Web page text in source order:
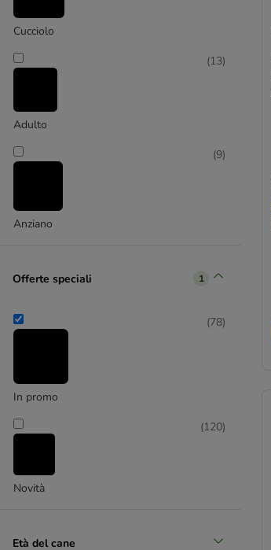
Cosma
Cucciolo
Adulto
(13)
Anziano
(9)
Offerte speciali 1
In promo
(78)
Novità
(120)
Età del cane